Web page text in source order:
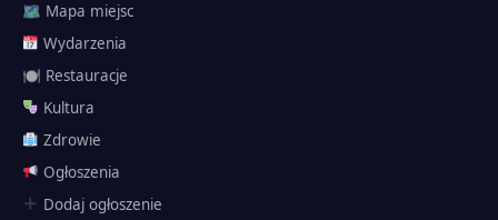
🗺 Mapa miejsc
Wydarzenia
🍽 Restauracje
Kultura
Zdrowie
Ogłoszenia
Dodaj ogłoszenie